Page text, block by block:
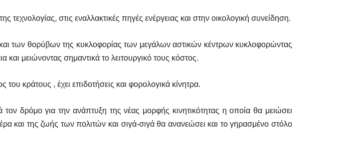
στις εναλλακτικές πηγές ενέργειας και στην οικολογική συνείδηση.
των θορύβων της κυκλοφορίας των μεγάλων αστικών κέντρων κυκλοφορώντας
μειώνοντας σημαντικά το λειτουργικό τους κόστος.
κράτους , έχει επιδοτήσεις και φορολογικά κίνητρα.
δρόμο για την ανάπτυξη της νέας μορφής κινητικότητας η οποία θα μειώσει
και της ζωής των πολιτών και σιγά-σιγά θα ανανεώσει και το γηρασμένο στόλο